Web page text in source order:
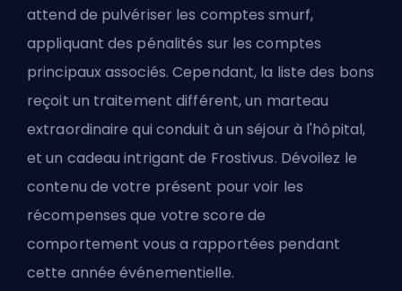
attend de pulvériser les comptes smurf,
appliquant des pénalités sur les comptes
principaux associés. Cependant, la liste des bons
reçoit un traitement différent, un marteau
extraordinaire qui conduit à un séjour à l'hôpital,
et un cadeau intrigant de Frostivus. Dévoilez le
contenu de votre présent pour voir les
récompenses que votre score de
comportement vous a rapportées pendant
cette année événementielle.